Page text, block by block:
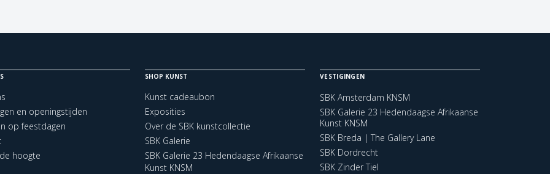
en openingstijden
op feestdagen
hoogte
SHOP KUNST
Kunst cadeaubon
Exposities
Over de SBK kunstcollectie
SBK Galerie
SBK Galerie 23 Hedendaagse Afrikaanse
Kunst KNSM
VESTIGINGEN
SBK Amsterdam KNSM
SBK Galerie 23 Hedendaagse Afrikaanse
Kunst KNSM
SBK Breda | The Gallery Lane
SBK Dordrecht
SBK Zinder Tiel